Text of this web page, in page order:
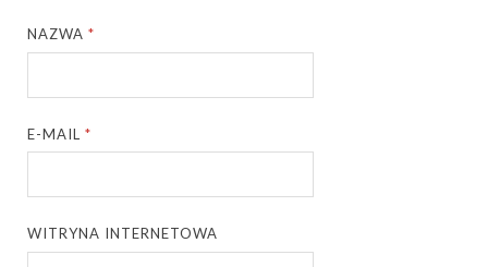
NAZWA*
E-MAIL*
WITRYNA INTERNETOWA